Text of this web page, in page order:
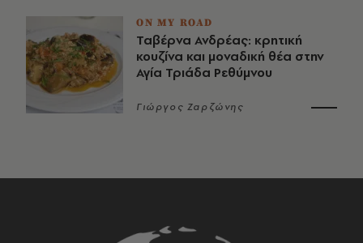
ON MY ROAD
Ταβέρνα Ανδρέας: κρητική
κουζίνα και μοναδική θέα στην
Αγία Τριάδα Ρεθύμνου
Γιώργος Ζαρζώνης